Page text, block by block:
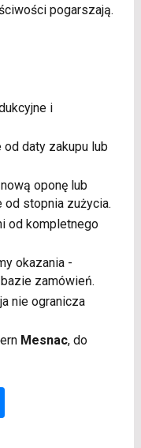
pogarszają.
i
daty zakupu lub
oponę lub
stopnia zużycia.
od kompletnego
okazania -
zamówień.
nie ogranicza
Mesnac, do